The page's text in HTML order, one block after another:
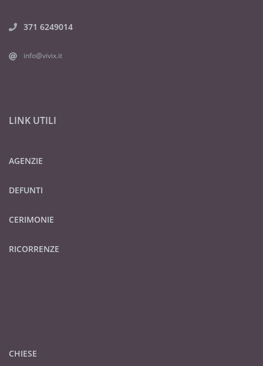
371 6249014
info@vivix.it
LINK UTILI
AGENZIE
DEFUNTI
CERIMONIE
RICORRENZE
CHIESE